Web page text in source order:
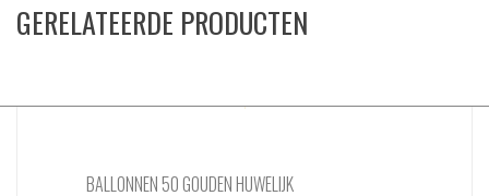
GERELATEERDE PRODUCTEN
BALLONNEN 50 GOUDEN HUWELIJK